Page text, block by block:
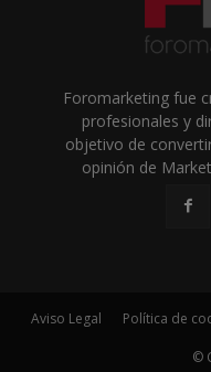
Foromarketing fue
profesionales y
objetivo de
opinión de
Aviso Legal Política de
©